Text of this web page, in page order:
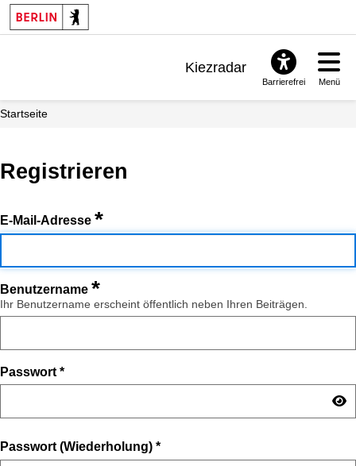
Kiezradar
Barrierefrei Menü
Startseite
Registrieren
E-Mail-Adresse *
Benutzername *
Ihr Benutzername erscheint öffentlich neben Ihren Beiträgen.
Passwort *
Passwort (Wiederholung) *